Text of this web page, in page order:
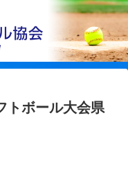
トボール大会県